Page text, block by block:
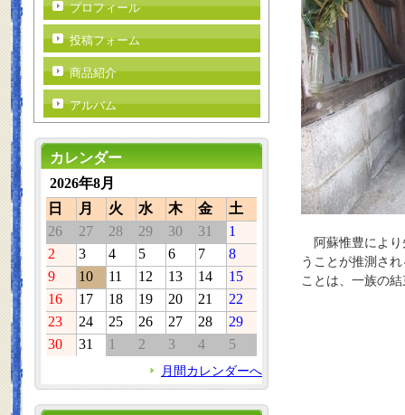
阿蘇惟豊により
うことが推測さ
ことは、一族の
プロフィール
投稿フォーム
商品紹介
アルバム
カレンダー
2026年8月
日
月 火 水 木 金
土
26
27 28 29 30 31
1
2
3 4 5 6 7
8
9
10 11 12 13 14
15
16
17 18 19 20 21
22
23
24 25 26 27 28
29
30
31 1 2 3 4 5
月間カレンダーへ